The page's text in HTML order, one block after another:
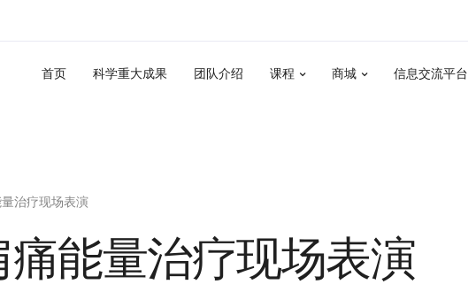
首页 科学重大成果 团队介绍 课程 商城 信息交流平台
治疗现场表演
能量治疗现场表演